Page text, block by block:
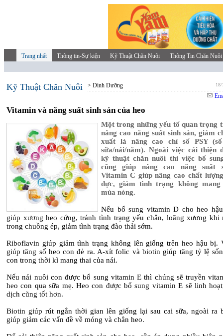
Trang nhất Thông tin-Sự kiện Kỹ Thuật Chăn Nuôi Thông Tin Chăn Nuôi
Kỹ Thuật Chăn Nuôi > Dinh Dưỡng
Vitamin và năng suất sinh sản của heo
Một trong những yếu tố quan trọng
nâng cao năng suất sinh sản, giảm
xuất là nâng cao chỉ số PSY
sữa/nái/năm). Ngoài việc cải thiện
kỹ thuật chăn nuôi thì việc bổ
cũng giúp nâng cao năng suất
Vitamin C giúp nâng cao chất
đực, giảm tình trạng không
mùa nóng.
Nếu bổ sung vitamin D cho heo
giúp xương heo cứng, tránh tình trạng yếu chân, loãng xương khi
trong chuồng ép, giảm tình trạng đào thải sớm.
Riboflavin giúp giảm tình trạng không lên giống trên heo hậu bị.
giúp tăng số heo con đẻ ra. A-xít folic và biotin giúp tăng tỷ lệ
con trong thời kì mang thai của nái.
Nếu nái nuôi con được bổ sung vitamin E thì chúng sẽ truyền
heo con qua sữa mẹ. Heo con được bổ sung vitamin E sẽ linh
dịch cũng tốt hơn.
Biotin giúp rút ngắn thời gian lên giống lại sau cai sữa, ngoài ra
giúp giảm các vấn đề về móng và chân heo.